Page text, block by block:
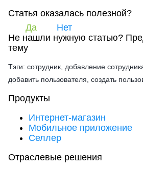
Статья оказалась полезной?
Да
Нет
Не нашли нужную статью?
тему
Тэги: сотрудник, добавление
добавить пользователя, создать
Продукты
Интернет-магазин
Мобильное приложение
Селлер
Отраслевые решения